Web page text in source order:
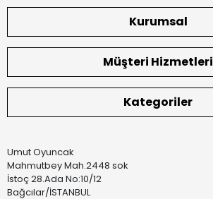
Kurumsal
Müşteri Hizmetleri
Kategoriler
Umut Oyuncak
Mahmutbey Mah.2448 sok
İstoç 28.Ada No:10/12
Bağcılar/İSTANBUL